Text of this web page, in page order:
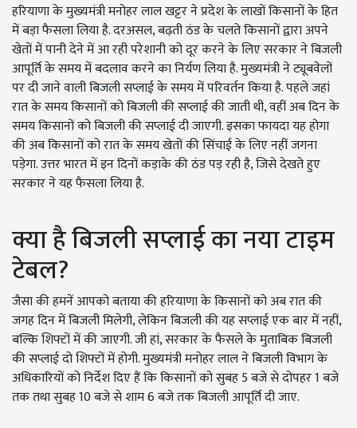
हरियाणा के मुख्यमंत्री मनोहर लाल खट्टर ने प्रदेश के लाखों किसानों के हित
में बड़ा फैसला लिया है. दरअसल, बढ़ती ठंड के चलते किसानों द्वारा अपने
खेतों में पानी देने में आ रही परेशानी को दूर करने के लिए सरकार ने बिजली
आपूर्ति के समय में बदलाव करने का निर्यण लिया है. मुख्यमंत्री ने ट्यूबवेलों
पर दी जाने वाली बिजली सप्लाई के समय में परिवर्तन किया है. पहले जहां
रात के समय किसानों को बिजली की सप्लाई की जाती थी, वहीं अब दिन के
समय किसानों को बिजली की सप्लाई दी जाएगी. इसका फायदा यह होगा
की अब किसानों को रात के समय खेतों की सिंचाई के लिए नहीं जगना
पड़ेगा. उत्तर भारत में इन दिनों कड़ाके की ठंड पड़ रही है, जिसे देखते हुए
सरकार ने यह फैसला लिया है.
क्या है बिजली सप्लाई का नया टाइम
टेबल?
जैसा की हमनें आपको बताया की हरियाणा के किसानों को अब रात की
जगह दिन में बिजली मिलेगी, लेकिन बिजली की यह सप्लाई एक बार में नहीं,
बल्कि शिफ्टों में की जाएगी. जी हां, सरकार के फैसले के मुताबिक बिजली
की सप्लाई दो शिफ्टों में होगी. मुख्यमंत्री मनोहर लाल ने बिजली विभाग के
अधिकारियों को निर्देश दिए हैं कि किसानों को सुबह 5 बजे से दोपहर 1 बजे
तक तथा सुबह 10 बजे से शाम 6 बजे तक बिजली आपूर्ति दी जाए.